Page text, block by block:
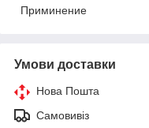
Приминение
Умови доставки
Нова Пошта
Самовивіз